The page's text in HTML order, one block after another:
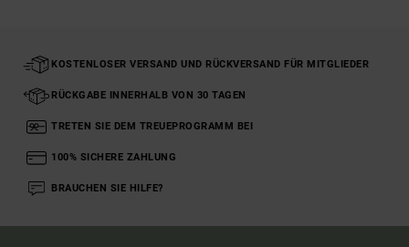
KOSTENLOSER VERSAND UND RÜCKVERSAND FÜR MITGLIEDER
RÜCKGABE INNERHALB VON 30 TAGEN
TRETEN SIE DEM TREUEPROGRAMM BEI
100% SICHERE ZAHLUNG
BRAUCHEN SIE HILFE?